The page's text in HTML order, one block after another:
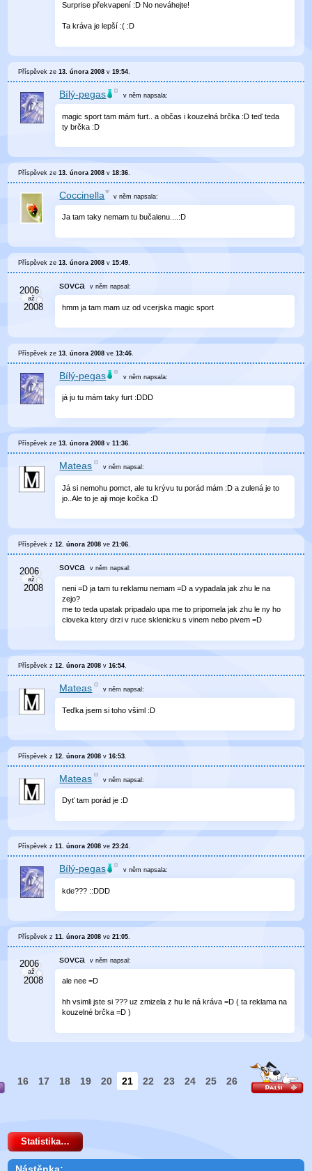
Surprise překvapení :D No neváhejte!
Ta kráva je lepší :( :D
Příspěvek ze13. února 2008 v19:54.
Bílý-pegas v němnapsala:
magic sport tam mám furt.. a občas i kouzelná brčka :D teď teda
ty brčka :D
Příspěvek ze13. února 2008 v18:36
Coccinella v něm napsala:
Ja tam taky nemam tu bučalenu....:D
Příspěvek ze13. února 2008 v15:49.
sovca v něm napsal:
hmm ja tam mam uz od vcerjska magic sport
Příspěvek ze13. února 2008 ve13:46
Bílý-pegas v němnapsala:
já ju tu mám taky furt :DDD
Příspěvek ze13. února 2008 v11:36.
Mateas v němnapsal:
Já si nemohu pomct, ale tu krývu tu porád mám :D a zulená je to
jo..Ale to je aji moje kočka :D
Příspěvek z12. února 2008 ve21:06
sovca v něm napsal:
neni =D ja tam tu reklamu nemam =D a vypadala jak zhu le na
zejo?
me to teda upatak pripadalo upa me to pripomela jak zhu le ny ho
cloveka ktery drzi v ruce sklenicku s vinem nebo pivem =D
Příspěvek z12. února 2008 v16:54.
Mateas v němnapsal:
Teďka jsem si toho všiml :D
Příspěvek z12. února 2008 v16:53
Mateas v němnapsal:
Dyť tam porád je :D
Příspěvek z11. února 2008 ve23:24.
Bílý-pegas v němnapsala:
kde??? ::DDD
Příspěvek z11. února 2008 ve21:05
sovca v něm napsal:
ale nee =D
hh vsimli jste si ??? uz zmizela z hu le ná kráva =D ( ta reklama na
kouzelné brčka =D )
16 17 18 19 20 21 22 23 24 25 26
Statistika…
Nástěnka: